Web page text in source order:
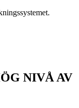
NIVÅ AV